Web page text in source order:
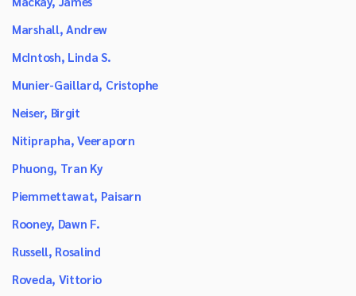
Marshall, Andrew
McIntosh, Linda S.
Munier-Gaillard, Cristophe
Neiser, Birgit
Nitiprapha, Veeraporn
Phuong, Tran Ky
Piemmettawat, Paisarn
Rooney, Dawn F.
Russell, Rosalind
Roveda, Vittorio